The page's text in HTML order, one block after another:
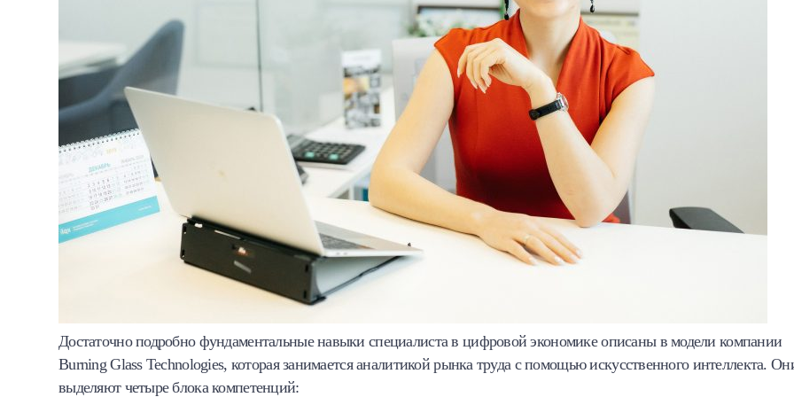
Достаточно подробно фундаментальные навыки специалиста в цифровой экономике описаны в модели компании
Burning Glass Technologies, которая занимается аналитикой рынка труда с помощью искусственного интеллекта.
выделяют четыре блока компетенций: